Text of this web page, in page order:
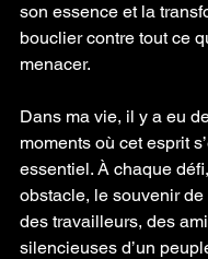
son essence et la
bouclier contre tout ce
menacer.
Dans ma vie, il y a eu
moments où cet esprit
essentiel. À chaque
obstacle, le souvenir de
des travailleurs, des
silencieuses d’un